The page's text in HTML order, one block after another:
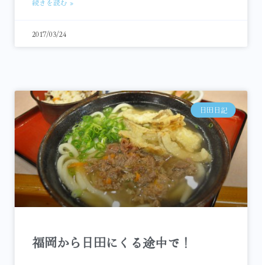
2017/03/24
日田日記
福岡から日田にくる途中で！